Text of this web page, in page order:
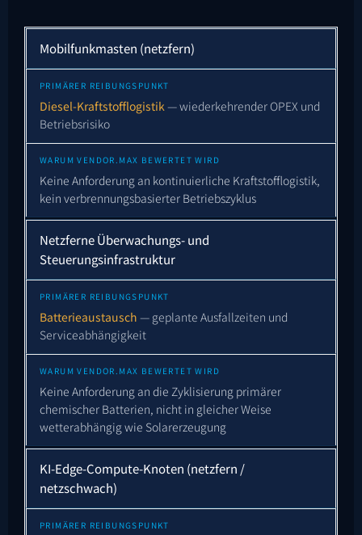
Mobilfunkmasten (netzfern)
Diesel-Kraftstofflogistik— wiederkehrender OPEX und
Betriebsrisiko
Keine Anforderung an kontinuierliche Kraftstofflogistik,
kein verbrennungsbasierter Betriebszyklus
Netzferne Überwachungs- und
Steuerungsinfrastruktur
Batterieaustausch — geplante Ausfallzeiten und
Serviceabhängigkeit
Keine Anforderung an die Zyklisierung primärer
chemischer Batterien, nicht in gleicher Weise
wetterabhängig wie Solarerzeugung
KI-Edge-Compute-Knoten (netzfern /
netzschwach)